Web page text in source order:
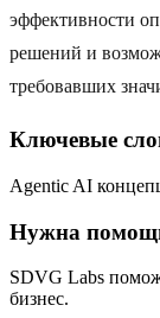
эффективности
решений и
требовавших
Ключевые
Agentic AI
Нужна
SDVG Labs
бизнес.